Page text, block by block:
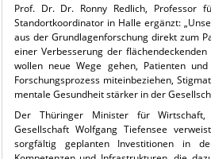
Prof. Dr. Dr. Ronny Redlich, Professor
Standortkoordinator in Halle ergänzt:
aus der Grundlagenforschung direkt zum
einer Verbesserung der
wollen neue Wege gehen, Patienten
Forschungsprozess miteinbeziehen,
mentale Gesundheit stärker in der
Der Thüringer Minister für Wirtschaft,
Gesellschaft Wolfgang Tiefensee
sorgfältig geplanten Investitionen in